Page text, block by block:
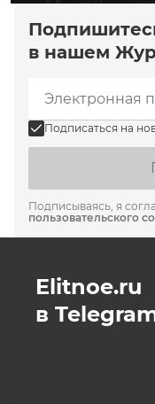
в нашем
Подписаться на
Подписываясь, я
пользовательского
Elitnoe.ru
в